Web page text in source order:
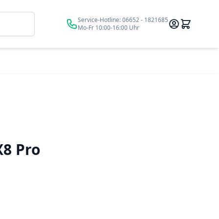
Suche Service-Hotline:06652 - 1821685
Mo-Fr 10:00-16:00 Uhr
Pro